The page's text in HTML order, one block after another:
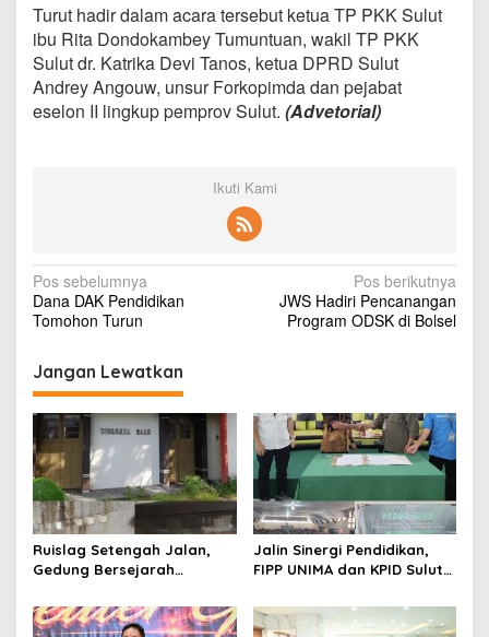
Turut hadir dalam acara tersebut ketua TP PKK Sulut
ibu Rita Dondokambey Tumuntuan, wakil TP PKK
Sulut dr. Katrika Devi Tanos, ketua DPRD Sulut
Andrey Angouw, unsur Forkopimda dan pejabat
eselon II lingkup pemprov Sulut. (Advetorial)
Ikuti Kami
N
a
i
g
a
s
i
p
o
Pos sebelumnya
Dana DAK Pendidikan
Tomohon Turun
Pos berikutnya
JWS Hadiri Pencanangan
Program ODSK di Bolsel
Jangan Lewatkan
Ruislag Setengah Jalan,
Gedung Bersejarah
Manado Milik TNI-AL
Jalin Sinergi Pendidikan,
FIPP UNIMA dan KPID Sulut
Mahasiswa Baru Antusias
Serap Materi Literasi